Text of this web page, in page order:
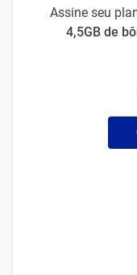
Assine seu
4,5GB de